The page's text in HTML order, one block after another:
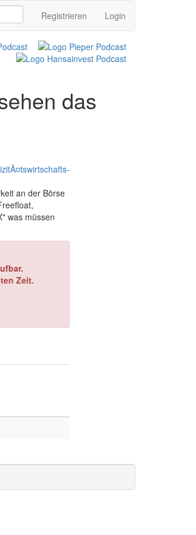
Registrieren Login
das
an der Börse
was müssen
Zeit.